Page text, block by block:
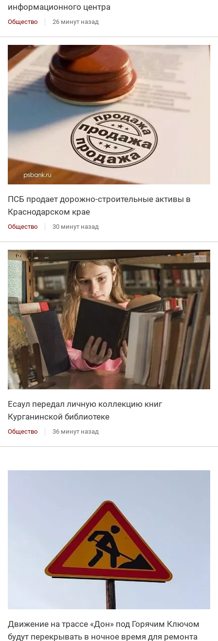
информационного центра
Общество 26 минут назад
ПСБ продает дорожно-строительные активы в
Краснодарском крае
Общество 30 минут назад
Есаул передал личную коллекцию книг
Курганинской библиотеке
Общество 36 минут назад
Движение на трассе «Дон» под Горячим Ключом
будут перекрывать в ночное время для ремонта